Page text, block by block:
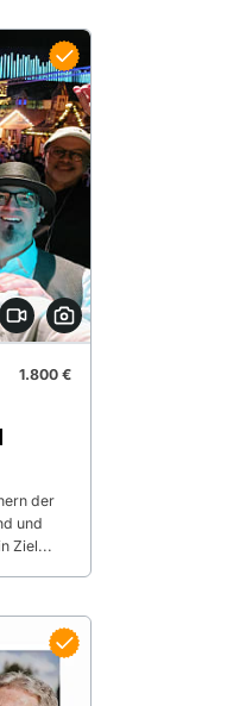
1.800 €
der
und
Ziel...